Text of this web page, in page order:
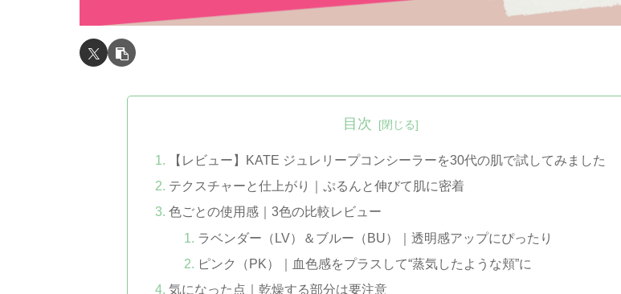
目次
【レビュー】KATE ジュレリープコンシーラーを30代の肌で試してみました
テクスチャーと仕上がり｜ぷるんと伸びて肌に密着
色ごとの使用感｜3色の比較レビュー
ラベンダー（LV）＆ブルー（BU）｜透明感アップにぴったり
ピンク（PK）｜血色感をプラスして“蒸気したような頬”に
気になった点｜乾燥する部分は要注意